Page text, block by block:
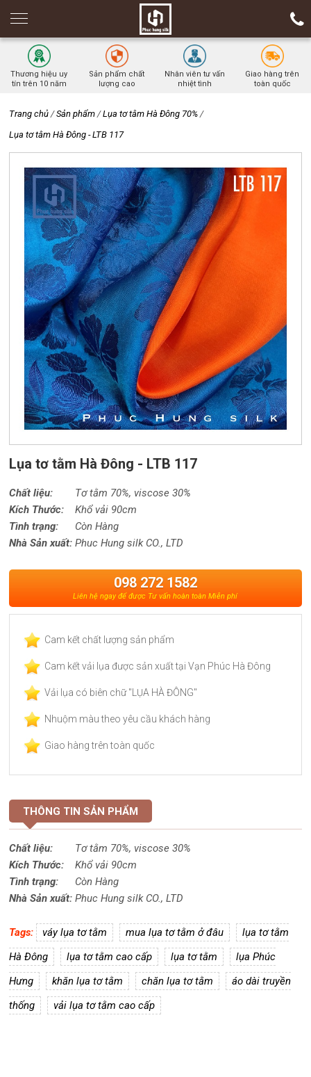
Thương hiệu uy
tín trên 10 năm
Sản phẩm chất
lượng cao
Nhân viên tư vấn
nhiệt tình
Giao hàng trên
toàn quốc
Trang chủ / Sản phẩm / Lụa tơ tằm Hà Đông 70% /
Lụa tơ tằm Hà Đông - LTB 117
Lụa tơ tằm Hà Đông - LTB 117
Chất liệu: Tơ tằm 70%, viscose30%
Kích Thước: Khổ vải 90cm
Tình trạng: Còn Hàng
Nhà Sản xuất: Phuc Hung silk CO., LTD
098 272 1582
Liên hệ ngay để được Tư vấn hoàn toàn Miễn phí
Cam kết chất lượng sản phẩm
Cam kết vải lụa được sản xuất tại Vạn Phúc Hà Đông
Vải lụa có biên chữ "LỤA HÀ ĐÔNG"
Nhuộm màu theo yêu cầu khách hàng
Giao hàng trên toàn quốc
THÔNG TIN SẢN PHẨM
Chất liệu: Tơ tằm 70%, viscose30%
Kích Thước: Khổ vải 90cm
Tình trạng: Còn Hàng
Nhà Sản xuất: Phuc Hung silk CO., LTD
Tags: váy lụa tơ tằm mua lụa tơ tằm ở đâu
lụa tơ tằm
Hà Đông
lụa tơ tằm cao cấp lụa tơ tằm
lụa Phúc
Hưng
khăn lụa tơ tằm chăn lụa tơ tằm
áo dài truyền
thống
vải lụa tơ tằm cao cấp